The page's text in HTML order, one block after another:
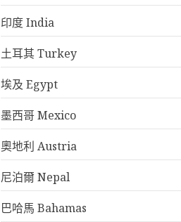
印度 India
土耳其 Turkey
埃及 Egypt
墨西哥 Mexico
奧地利 Austria
尼泊爾 Nepal
巴哈馬 Bahamas